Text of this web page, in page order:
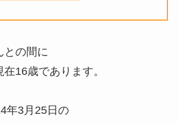
との間に
16歳であります。
年3月25日の